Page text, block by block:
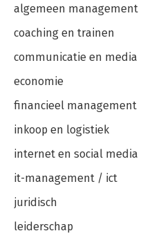
algemeen management
coaching en trainen
communicatie en media
economie
financieel management
inkoop en logistiek
internet en social media
it-management / ict
juridisch
leiderschap